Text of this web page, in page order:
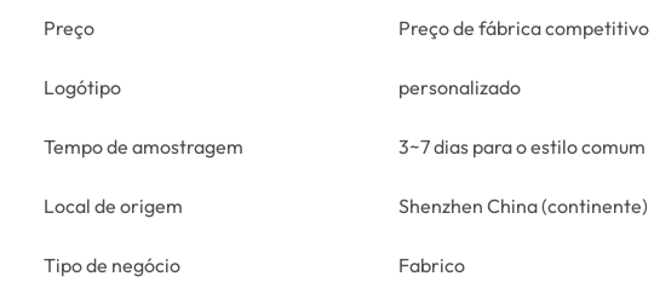
Preço Preço de fábrica competitivo
Logótipo personalizado
Tempo de amostragem 3~7 dias para o estilo comum
Local de origem Shenzhen China (continente)
Tipo de negócio Fabrico